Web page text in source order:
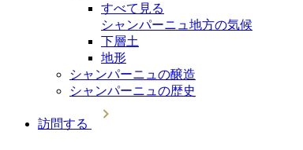
すべて見る
シャンパーニュ地方の気候
下層土
地形
シャンパーニュの醸造
シャンパーニュの歴史
訪問する